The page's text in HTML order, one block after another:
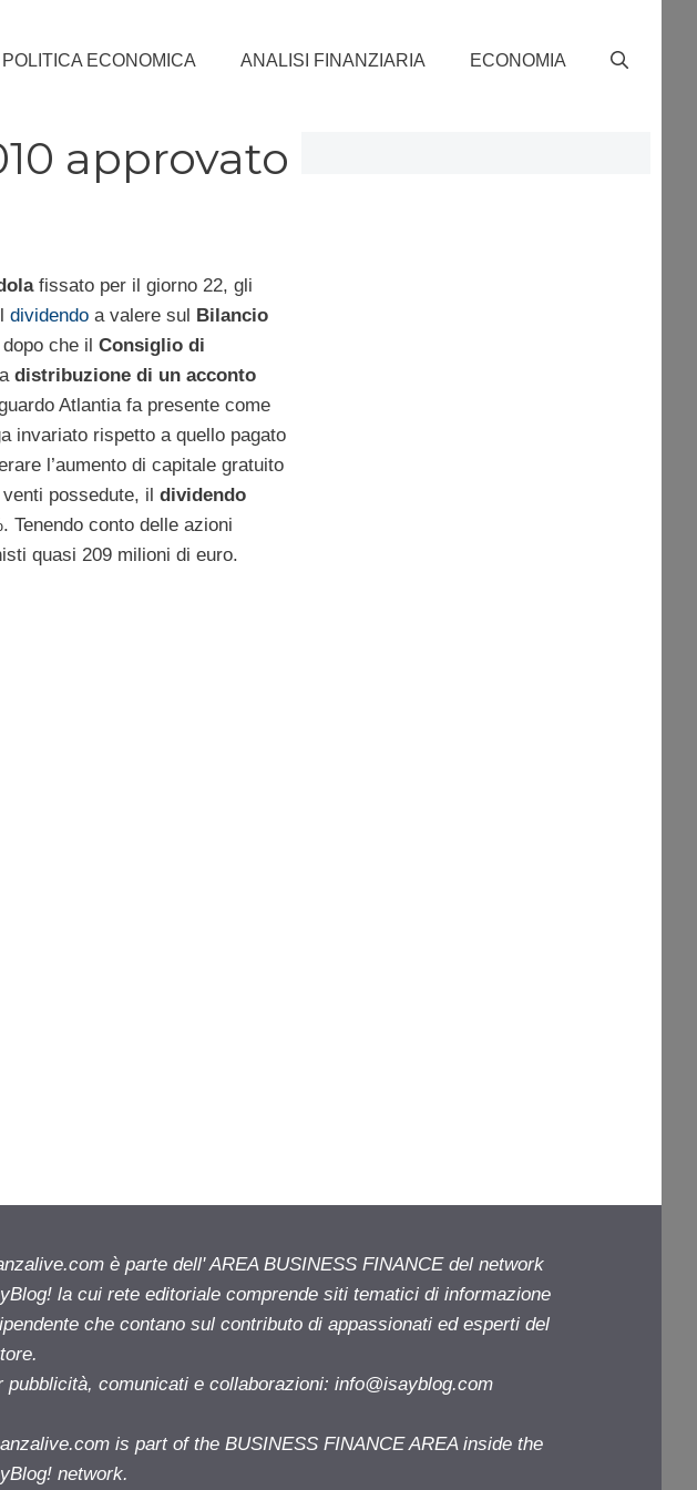
POLITICA ECONOMICA ANALISI FINANZIARIA ECONOMIA
approvato
fissato per il giorno 22, gli
dividendoa valere sul Bilancio
che il Consiglio di
distribuzione di un acconto
Atlantia fa presente come
invariato rispetto a quello pagato
l’aumento di capitale gratuito
possedute, il dividendo
conto delle azioni
quasi 209 milioni di euro.
è parte dell' AREA BUSINESS FINANCE del network
la cui rete editoriale comprende siti tematici di informazione
che contano sul contributo di appassionati ed esperti del
pubblicità, comunicati e collaborazioni: info@isayblog.com
is part of the BUSINESS FINANCE AREA inside the
network.